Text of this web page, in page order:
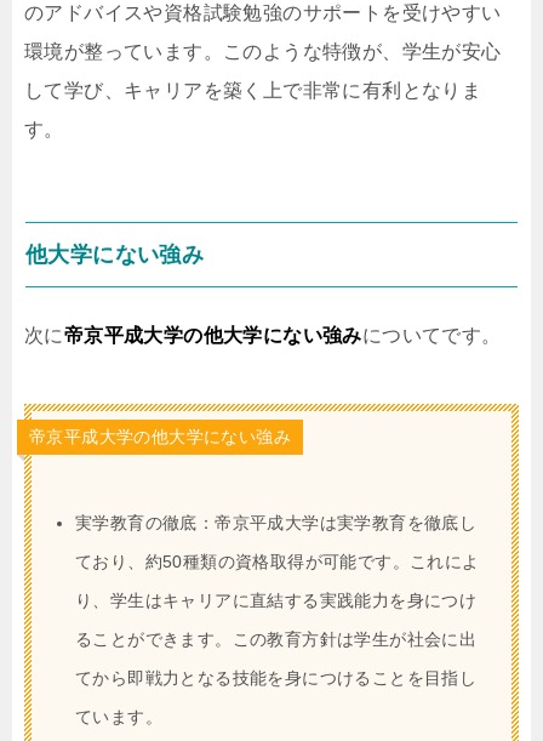
のアドバイスや資格試験勉強のサポートを受けやすい
環境が整っています。このような特徴が、学生が安心
して学び、キャリアを築く上で非常に有利となりま
す。
他大学にない強み
次に帝京平成大学の他大学にない強みについてです。
帝京平成大学の他大学にない強み
実学教育の徹底：帝京平成大学は実学教育を徹底し
ており、約50種類の資格取得が可能です。これによ
り、学生はキャリアに直結する実践能力を身につけ
ることができます。この教育方針は学生が社会に出
てから即戦力となる技能を身につけることを目指し
ています。